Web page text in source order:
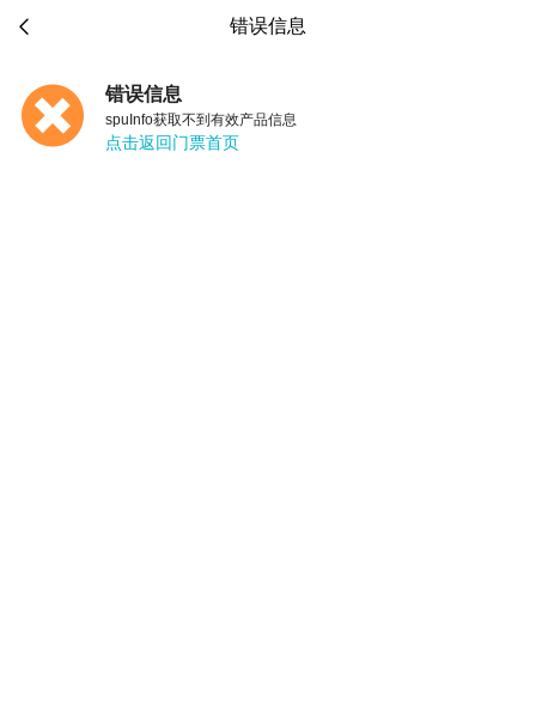
 错误信息
错误信息
spuInfo获取不到有效产品信息
点击返回门票首页